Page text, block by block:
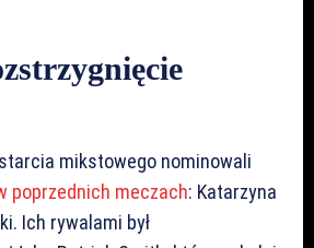
mikstowego nominowali
poprzednich meczach: Katarzyna
Ich rywalami był